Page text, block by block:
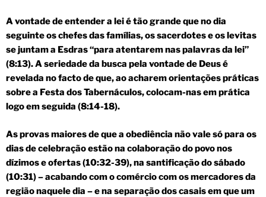
A vontade de entender a lei é tão grande que no dia
seguinte os chefes das famílias, os sacerdotes e os levitas
se juntam a Esdras “para atentarem nas palavras da lei”
(8:13). A seriedade da busca pela vontade de Deus é
revelada no facto de que, ao acharem orientações práticas
sobre a Festa dos Tabernáculos, colocam-nas em prática
logo em seguida (8:14-18).
As provas maiores de que a obediência não vale só para os
dias de celebração estão na colaboração do povo nos
dízimos e ofertas (10:32-39), na santificação do sábado
(10:31) – acabando com o comércio com os mercadores da
região naquele dia – e na separação dos casais em que um